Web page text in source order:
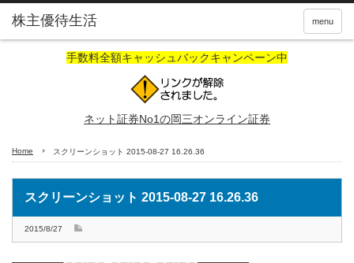
株主優待生活 menu
手数料全額キャッシュバックキャンペーン中
ネット証券No1の岡三オンライン証券
Home スクリーンショット 2015-08-27 16.26.36
スクリーンショット 2015-08-27 16.26.36
2015/8/27